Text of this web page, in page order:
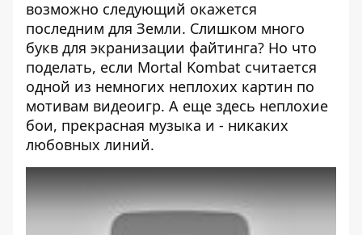
возможно следующий окажется
последним для Земли. Слишком много
букв для экранизации файтинга? Но что
поделать, если Mortal Kombat считается
одной из немногих неплохих картин по
мотивам видеоигр. А еще здесь неплохие
бои, прекрасная музыка и - никаких
любовных линий.